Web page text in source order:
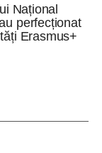
Național
perfecționat
Erasmus+